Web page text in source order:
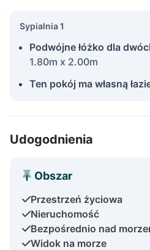
Sypialnia 1
Podwójne łóżko dla
1.80m x 2.00m
Ten pokój ma własną
Udogodnienia
Obszar
Przestrzeń życiowa
Nieruchomość
Bezpośrednio nad
Widok na morze